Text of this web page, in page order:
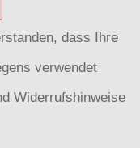
dass Ihre
verwendet
Widerrufshinweise